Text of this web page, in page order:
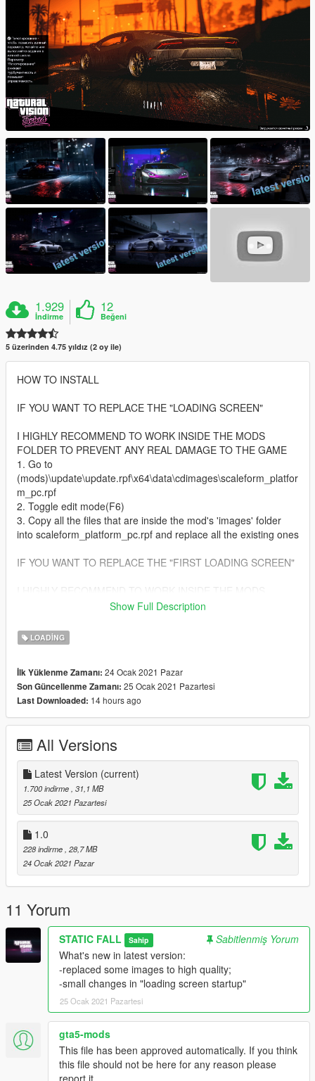
1.929
İndirme
12
Beğeni
5 üzerinden 4.75 yıldız (2 oy ile)
HOW TO INSTALL
IF YOU WANT TO REPLACE THE "LOADING SCREEN"
I HIGHLY RECOMMEND TO WORK INSIDE THE MODS
FOLDER TO PREVENT ANY REAL DAMAGE TO THE GAME
1. Go to
(mods)\update\update.rpf\x64\data\cdimages\scaleform_platfor
m_pc.rpf
2. Toggle edit mode(F6)
3. Copy all the files that are inside the mod's 'images' folder
into scaleform_platform_pc.rpf and replace all the existing ones
IF YOU WANT TO REPLACE THE "FIRST LOADING SCREEN"
FOLDER TO PREVENT ANY REAL DAMAGE TO THE GAME
(mods)\update\update.rpf\x64\data\cdimages\scaleform_fronte
nd.rpf
3. Copy 'loadingscreen_startup.ytd' that is inside the mod's
'first image' folder into scaleform_frontend.rpf and replace the
existing one.
-replaced some images to high quality;
-small changes in "loading screen startup"
That's it!
Start the game and enjoy
Show Full Description
LOADING
İlk Yüklenme Zamanı: 24 Ocak 2021 Pazar
Son Güncellenme Zamanı: 25 Ocak 2021 Pazartesi
Last Downloaded: 14 hours ago
All Versions
Latest Version (current)
1.700 indirme, 31,1 MB
25 Ocak 2021 Pazartesi
1.0
228 indirme, 28,7 MB
24 Ocak 2021 Pazar
11 Yorum
STATIC FALL Sahip
Sabitlenmiş Yorum
What's new in latest version:
-replaced some images to high quality;
-small changes in "loading screen startup"
25 Ocak 2021 Pazartesi
gta5-mods
This file has been approved automatically. If you think
this file should not be here for any reason please